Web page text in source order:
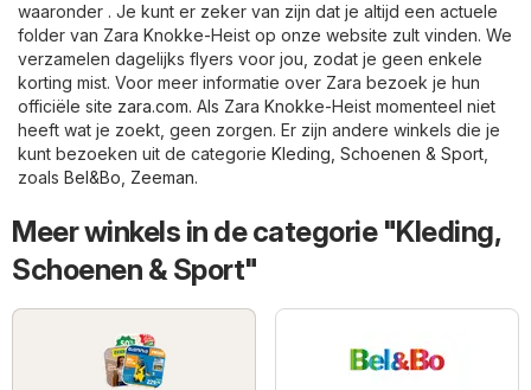
waaronder . Je kunt er zeker van zijn dat je altijd een actuele
folder van Zara Knokke-Heist op onze website zult vinden. We
verzamelen dagelijks flyers voor jou, zodat je geen enkele
korting mist. Voor meer informatie over Zara bezoek je hun
officiële site zara.com. Als Zara Knokke-Heist momenteel niet
heeft wat je zoekt, geen zorgen. Er zijn andere winkels die je
kunt bezoeken uit de categorie Kleding, Schoenen & Sport
zoals Bel&Bo Zeeman.
Meer winkels in de categorie "Kleding,
Schoenen & Sport"